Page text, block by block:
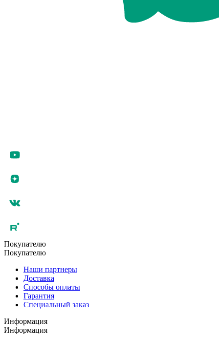
Покупателю
Покупателю
Наши партнеры
Доставка
Способы оплаты
Гарантия
Специальный заказ
Информация
Информация